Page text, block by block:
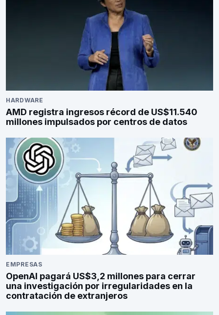
HARDWARE
AMD registra ingresos récord de US$11.540
millones impulsados por centros de datos
EMPRESAS
OpenAI pagará US$3,2 millones para cerrar
una investigación por irregularidades en la
contratación de extranjeros